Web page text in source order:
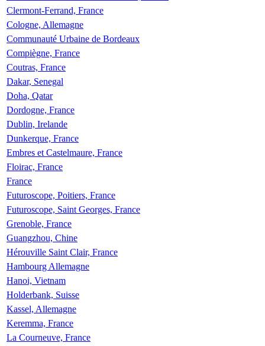
Clermont-Ferrand, France
Cologne, Allemagne
Communauté Urbaine de Bordeaux
Compiègne, France
Coutras, France
Dakar, Senegal
Doha, Qatar
Dordogne, France
Dublin, Irelande
Dunkerque, France
Embres et Castelmaure, France
Floirac, France
France
Futuroscope, Poitiers, France
Futuroscope, Saint Georges, France
Grenoble, France
Guangzhou, Chine
Hérouville Saint Clair, France
Hambourg Allemagne
Hanoi, Vietnam
Holderbank, Suisse
Kassel, Allemagne
Keremma, France
La Courneuve, France